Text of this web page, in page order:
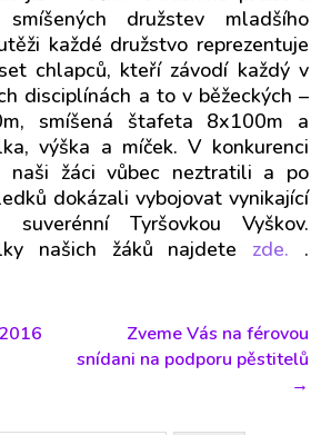
družstev mladšího
každé družstvo reprezentuje
chlapců, kteří závodí každý v
disciplínách a to v běžeckých –
smíšená štafeta 8x100m a
výška a míček. V konkurenci
naši žáci vůbec neztratili a po
dokázali vybojovat vynikající
Tyršovkou Vyškov.
našich žáků najdete zde. .
Zveme Vás na férovou
snídani na podporu pěstitelů
→